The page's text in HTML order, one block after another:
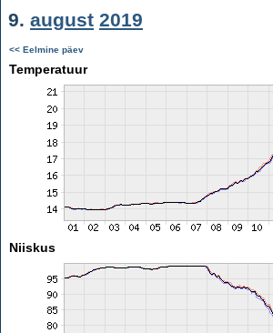
9. august 2019
<< Eelmine päev
Temperatuur
Niiskus